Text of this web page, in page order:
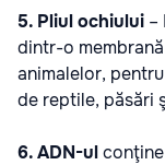
5. Pliul ochiului –
dintr-o
animalelor,
de reptile, păsări
6. ADN-ul